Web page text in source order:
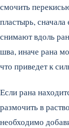
смочить
пластырь,
снимают вдоль
шва, иначе рана
что приведет к
Если рана
размочить в
необходимо